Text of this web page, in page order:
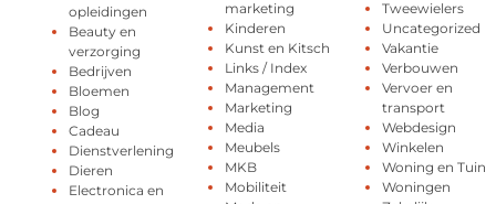
opleidingen
Beauty en
verzorging
Bedrijven
Bloemen
Blog
Cadeau
Dienstverlening
Dieren
Electronica en
marketing
Kinderen
Kunst en Kitsch
Links / Index
Management
Marketing
Media
Meubels
MKB
Mobiliteit
Tweewielers
Uncategorized
Vakantie
Verbouwen
Vervoer en
transport
Webdesign
Winkelen
Woning en Tuin
Woningen